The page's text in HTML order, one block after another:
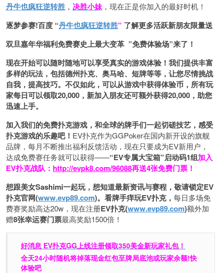
丹牛也疯狂逆转胜 ， 决胜小妹 ，现在正是你加入的最好时机！
逐梦参赛!百度 “丹牛也疯狂逆转胜” 了解更多活跃新朋友限量送
双旦嘉年华福利免费赛史上最大变革 ”免费体验场”来了！
现在开始可以随时随地可以享受真实的游戏体验！我们提供丰富
多样的玩法，包括德州扑克、奥马哈、短牌等等，让您尽情挑战
自我，提高技巧。不仅如此， 可以从游戏中获得体验币，所有玩
家每日可以领取20,000，新加入朋友还可额外获得20,000，助您
迅速上手。
加入我们的免费扑克游戏，和全球的牌手们一起切磋技艺，感受
扑克游戏的乐趣吧！ EV扑克作为GGPoker在国内新开设的旗舰
品牌，每月不断推出福利反馈活动，现在只要成为EV新用户，
达成免费赛任务就可以获得——“EV专属大宝箱”启动码1组加入
EV扑克战队： http://evpk8.com/96088再送4张免费门票！
想跟美女Sashimi一起玩， 想知道最新资讯与赛程， 敬请锁定EV
扑克官网(www.evp89.com)。 看牌手痒玩EV扑克， 每日多场免
费赛奖励高达20w，现在注册EV扑克(www.evp89.com)额外加
赠8张幸运赛门票最高奖励1500倍！
好消息 EV扑克GG上线注册领取350美金新玩家礼包！
全天24小时随机将掉落现金红包至牌局底池或玩家余额!快
体验吧